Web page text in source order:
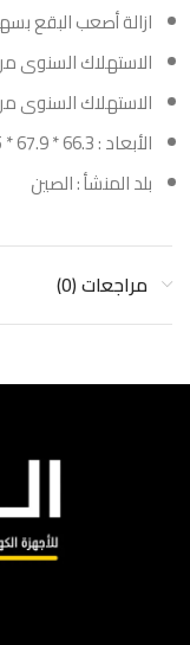
ازالة أصعب البقع
الاستهلاك السنوى من
الاستهلاك السنوى من
الأبعاد : 66.3 * 67.9 * 105 سم
بلد المنشأ : الصين
مراجعات (0)